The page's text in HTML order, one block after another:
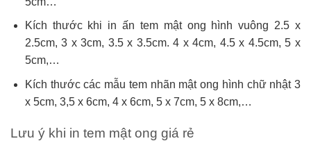
Kích thước khi in ấn tem mật ong hình vuông 2.5 x
2.5cm, 3 x 3cm, 3.5 x 3.5cm. 4 x 4cm, 4.5 x 4.5cm, 5 x
5cm,…
Kích thước các mẫu tem nhãn mật ong hình chữ nhật 3
x 5cm, 3,5 x 6cm, 4 x 6cm, 5 x 7cm, 5 x 8cm,…
Lưu ý khi in tem mật ong giá rẻ